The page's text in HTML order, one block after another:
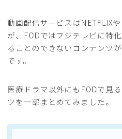
動画配信サービスはNETFLIX
が、FODではフジテレビに特
ることのできないコンテンツ
です。
医療ドラマ以外にもFODで見
ツを一部まとめてみました。